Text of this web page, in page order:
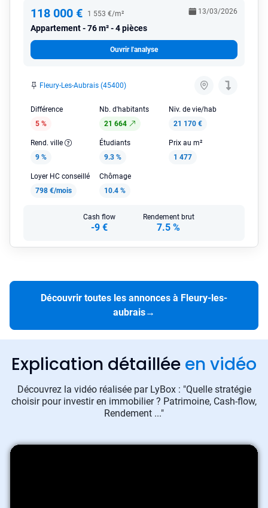
118 000 € 1 553 €/m²
Appartement 76 m² - 4 pièces
13/03/2026
Ouvrir l'analyse
Fleury-Les-Aubrais (45400)
Différence
5 %
Nb. d'habitants
21 664
Niv. de vie/hab
21 170 €
Rend. ville
9 %
Étudiants
9.3 %
Prix au m²
1 477
Loyer HC conseillé
798 €/mois
Chômage
10.4 %
Cash flow
-9 €
Rendement brut
7.5 %
Découvrir toutes les annonces à Fleury-les-
aubrais→
Explication détaillée en vidéo
Découvrez la vidéo réalisée par LyBox : "Quelle stratégie
choisir pour investir en immobilier ? Patrimoine, Cash-flow,
Rendement ..."